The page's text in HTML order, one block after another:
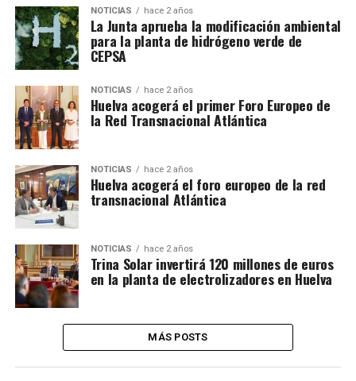
NOTICIAS hace 2 años
La Junta aprueba la modificación ambiental
para la planta de hidrógeno verde de
CEPSA
NOTICIAS hace 2 años
Huelva acogerá el primer Foro Europeo de
la Red Transnacional Atlántica
NOTICIAS hace 2 años
Huelva acogerá el foro europeo de la red
transnacional Atlántica
NOTICIAS hace 2 años
Trina Solar invertirá 120 millones de euros
en la planta de electrolizadores en Huelva
MÁS POSTS